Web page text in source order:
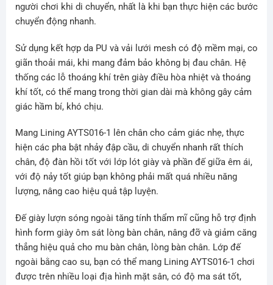
người chơi khi di chuyển, nhất là khi bạn thực hiện các bước
chuyển động nhanh.
Sử dụng kết hợp da PU và vải lưới mesh có độ mềm mại, co
giãn thoải mái, khi mang đảm bảo không bị đau chân. Hệ
thống các lỗ thoáng khí trên giày điều hòa nhiệt và thoáng
khí tốt, có thể mang trong thời gian dài mà không gây cảm
giác hầm bí, khó chịu.
Mang Lining AYTS016-1 lên chân cho cảm giác nhẹ, thực
hiện các pha bật nhảy đập cầu, di chuyển nhanh rất thích
chân, độ đàn hồi tốt với lớp lót giày và phần đế giữa êm ái,
với độ nảy tốt giúp bạn không phải mất quá nhiều năng
lượng, nâng cao hiệu quả tập luyện.
Đế giày lượn sóng ngoài tăng tính thẩm mĩ cũng hỗ trợ định
hình form giày ôm sát lòng bàn chân, nâng đỡ và giảm căng
thẳng hiệu quả cho mu bàn chân, lòng bàn chân. Lớp đế
ngoài bằng cao su, bạn có thể mang Lining AYTS016-1 chơi
được trên nhiều loại địa hình mặt sân, có độ ma sát tốt,